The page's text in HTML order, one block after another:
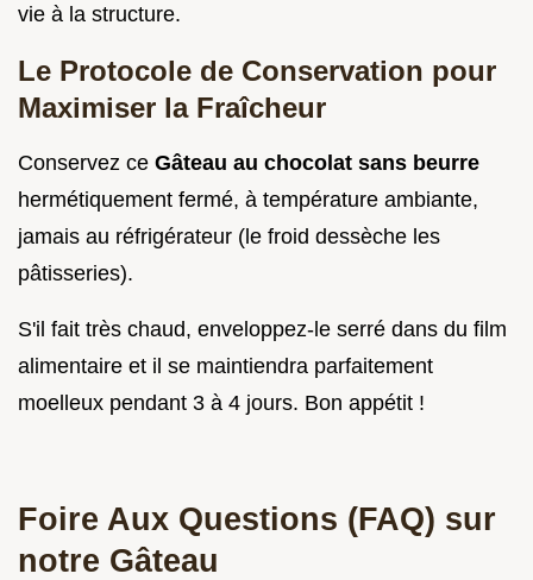
vie à la structure.
Le Protocole de Conservation pour
Maximiser la Fraîcheur
Conservez ce Gâteau au chocolat sans beurre
hermétiquement fermé, à température ambiante,
jamais au réfrigérateur (le froid dessèche les
pâtisseries).
S'il fait très chaud, enveloppez-le serré dans du film
alimentaire et il se maintiendra parfaitement
moelleux pendant 3 à 4 jours. Bon appétit !
Foire Aux Questions (FAQ) sur
notre Gâteau